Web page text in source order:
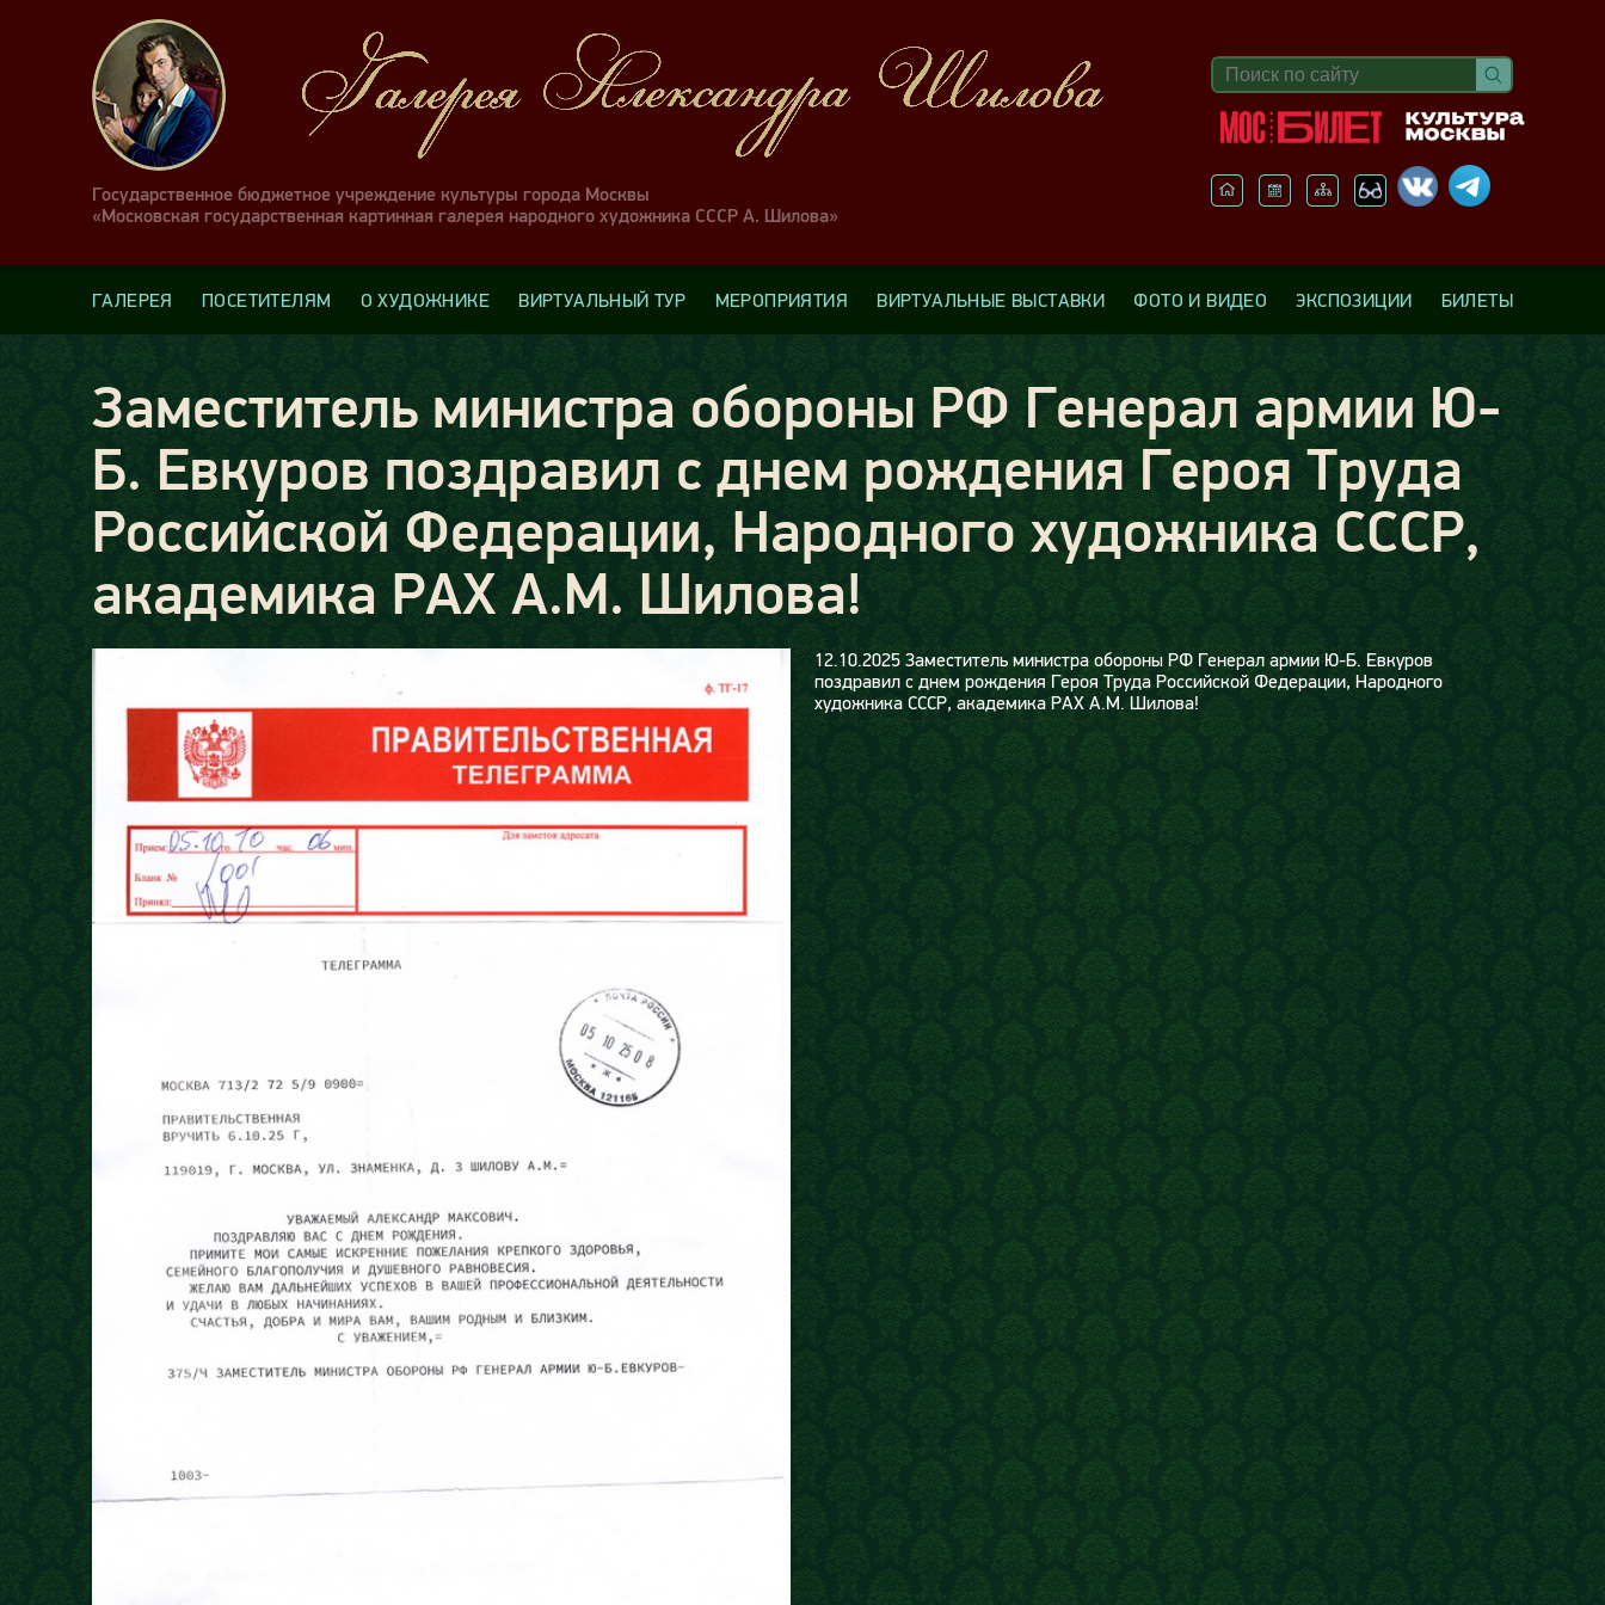
Государственное бюджетное учреждение культуры города Москвы
«Московская государственная картинная галерея народного художника СССР А. Шилова»
ГАЛЕРЕЯ ПОСЕТИТЕЛЯМ О ХУДОЖНИКЕ ВИРТУАЛЬНЫЙ ТУР МЕРОПРИЯТИЯ ВИРТУАЛЬНЫЕ ВЫСТАВКИ ФОТО И ВИДЕО ЭКСПОЗИЦИИ БИЛЕТЫ
Заместитель министра обороны РФ Генерал армии Ю-
Б. Евкуров поздравил с днем рождения Героя Труда
Российской Федерации, Народного художника СССР,
академика РАХ А.М. Шилова!
12.10.2025 Заместитель министра обороны РФ Генерал армии Ю-Б. Евкуров
поздравил с днем рождения Героя Труда Российской Федерации, Народного
художника СССР, академика РАХ А.М. Шилова!